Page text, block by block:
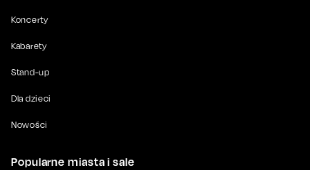
Koncerty
Kabarety
Stand-up
Dla dzieci
Nowości
Popularne miasta i sale